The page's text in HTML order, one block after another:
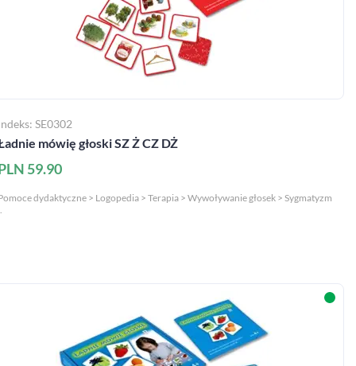
SE0302
mówię głoski SZ Ż CZ DŻ
59.90
dydaktyczne > Logopedia > Terapia > Wywoływanie głosek > Sygmatyzm